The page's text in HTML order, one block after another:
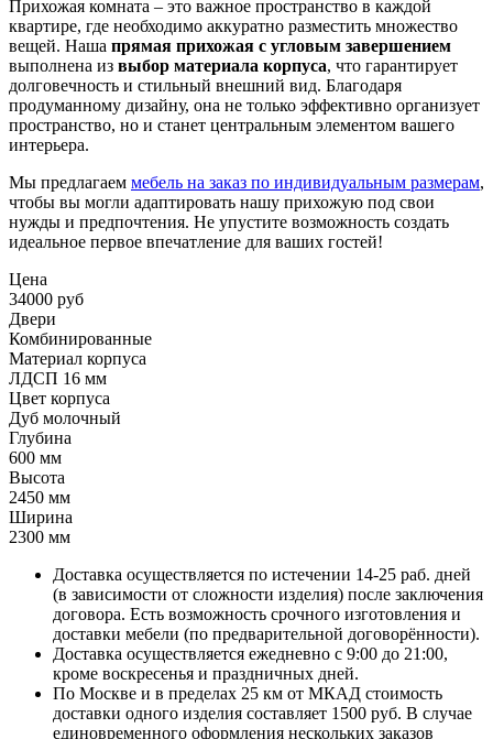
Прихожая комната – это важное пространство в каждой
квартире, где необходимо аккуратно разместить множество
вещей. Наша прямая прихожая с угловым завершением
выполнена из выбор материала корпуса, что гарантирует
долговечность и стильный внешний вид. Благодаря
продуманному дизайну, она не только эффективно организует
пространство, но и станет центральным элементом вашего
интерьера.
Мы предлагаем мебель на заказ по индивидуальным размерам,
чтобы вы могли адаптировать нашу прихожую под свои
нужды и предпочтения. Не упустите возможность создать
идеальное первое впечатление для ваших гостей!
Цена
34000 руб
Двери
Комбинированные
Материал корпуса
ЛДСП 16 мм
Цвет корпуса
Дуб молочный
Глубина
600 мм
Высота
2450 мм
Ширина
2300 мм
Доставка осуществляется по истечении 14-25 раб. дней
(в зависимости от сложности изделия) после заключения
договора. Есть возможность срочного изготовления и
доставки мебели (по предварительной договорённости).
Доставка осуществляется ежедневно с 9:00 до 21:00,
кроме воскресенья и праздничных дней.
По Москве и в пределах 25 км от МКАД стоимость
доставки одного изделия составляет 1500 руб. В случае
единовременного оформления нескольких заказов